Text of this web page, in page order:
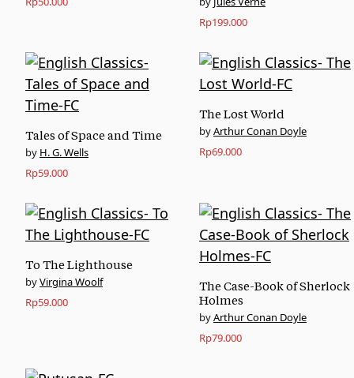
Rp199.000
Tales of Space and Time
H. G. Wells
Rp59.000
The Lost World
Arthur Conan Doyle
Rp69.000
To The Lighthouse
Virgina Woolf
Rp59.000
The Case-Book of Sherlock
Holmes
Arthur Conan Doyle
Rp79.000